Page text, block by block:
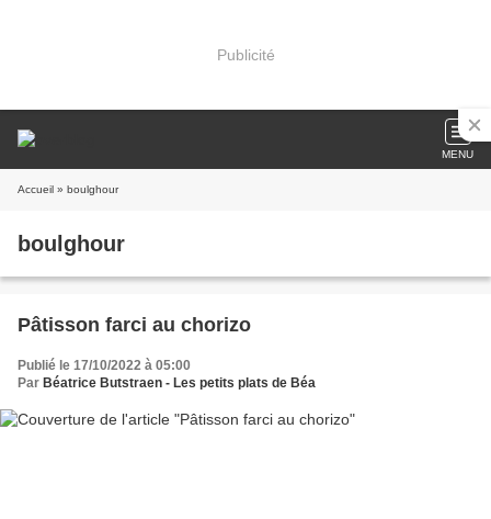
Publicité
MENU
Accueil » boulghour
boulghour
Pâtisson farci au chorizo
Publié le 17/10/2022 à 05:00
Par Béatrice Butstraen - Les petits plats de Béa